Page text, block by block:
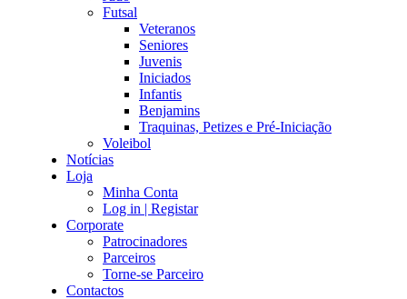
Futsal
Veteranos
Seniores
Juvenis
Iniciados
Infantis
Benjamins
Traquinas, Petizes e Pré-Iniciação
Voleibol
Notícias
Loja
Minha Conta
Log in | Registar
Corporate
Patrocinadores
Parceiros
Torne-se Parceiro
Contactos